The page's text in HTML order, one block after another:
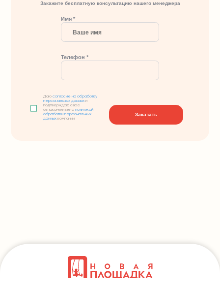
Закажите бесплатную консультацию нашего менеджера
Имя *
Телефон *
Даюсогласие на обработку
персональных данных и
подтверждаю свое
ознакомление сполитикой
обработки персональных
данных компании
Заказать